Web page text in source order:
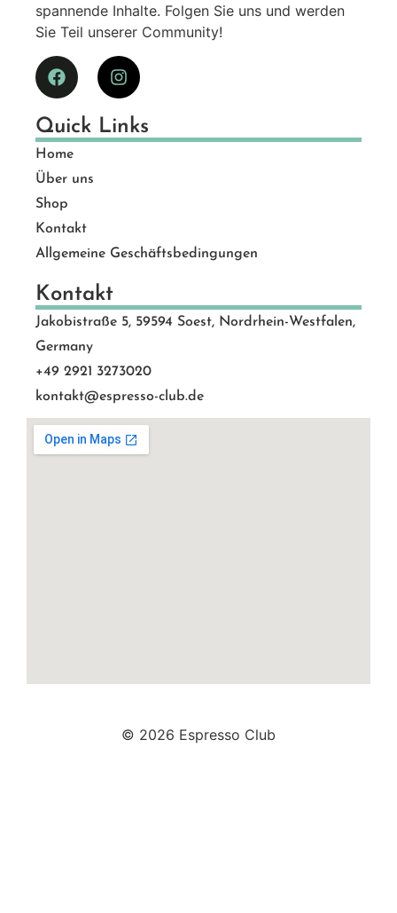
spannende Inhalte. Folgen Sie uns und werden
Sie Teil unserer Community!
Quick Links
Home
Über uns
Shop
Kontakt
Allgemeine Geschäftsbedingungen
Kontakt
Jakobistraße 5, 59594 Soest, Nordrhein-Westfalen,
Germany
+49 2921 3273020
kontakt@espresso-club.de
© 2026 Espresso Club